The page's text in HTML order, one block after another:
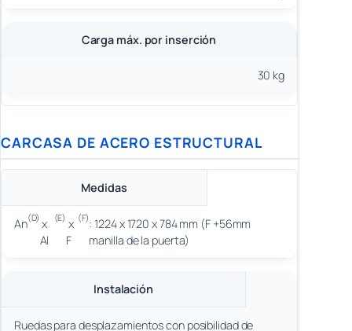
Carga máx. por inserción
30 kg
CARCASA DE ACERO ESTRUCTURAL
Medidas
An(D) x
Al
(E) x
F
(F): 1224 x 1720 x 784 mm (F +56mm
manilla de la puerta)
Instalación
Ruedas para desplazamientos con posibilidad de